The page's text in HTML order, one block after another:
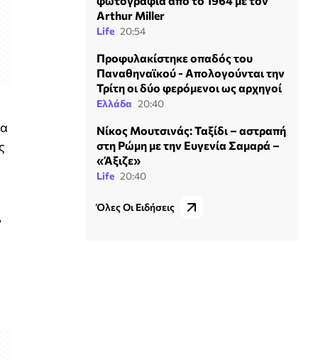
Arthur Miller
Life 20:54
Προφυλακίστηκε οπαδός του
Παναθηναϊκού - Απολογούνται την
Τρίτη οι δύο φερόμενοι ως αρχηγοί
Ελλάδα 20:40
Νίκος Μουτσινάς: Ταξίδι – αστραπή
στη Ρώμη με την Ευγενία Σαμαρά –
«Άξιζε»
Life 20:40
Όλες Οι Ειδήσεις